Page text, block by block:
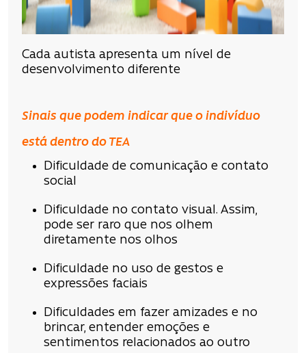
Cada autista apresenta um nível de
desenvolvimento diferente
Sinais que podem indicar que o indivíduo
está dentro do TEA
Dificuldade de comunicação e contato
social
Dificuldade no contato visual. Assim,
pode ser raro que nos olhem
diretamente nos olhos
Dificuldade no uso de gestos e
expressões faciais
Dificuldades em fazer amizades e no
brincar, entender emoções e
sentimentos relacionados ao outro